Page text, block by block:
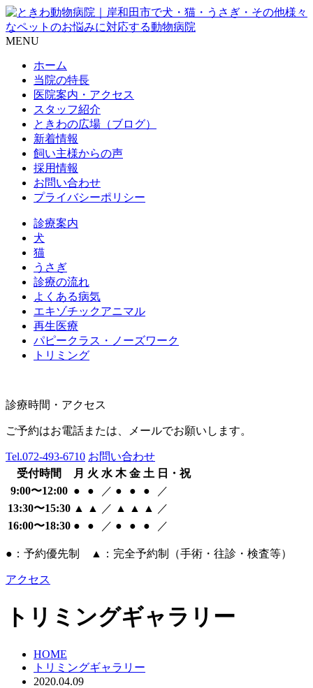
MENU
ホーム
当院の特長
医院案内・アクセス
スタッフ紹介
ときわの広場（ブログ）
新着情報
飼い主様からの声
採用情報
お問い合わせ
プライバシーポリシー
診療案内
犬
猫
うさぎ
診療の流れ
よくある病気
エキゾチックアニマル
再生医療
パピークラス・ノーズワーク
トリミング
診療時間・アクセス
ご予約はお電話または、メールでお願いします。
Tel.072-493-6710 お問い合わせ
受付時間
月 火 水 木 金 土 日・祝
9:00〜12:00 ● ● ／ ● ● ●
／
13:30〜15:30 ▲ ▲ ／ ▲ ▲ ▲
／
16:00〜18:30 ● ● ／ ● ● ● ／
●：予約優先制 ▲：完全予約制（手術・往診・検査等）
アクセス
トリミングギャラリー
HOME
トリミングギャラリー
2020.04.09